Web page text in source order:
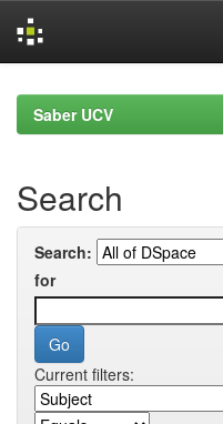
navigationSaber UCV
Search
Search:
for
Current filters: